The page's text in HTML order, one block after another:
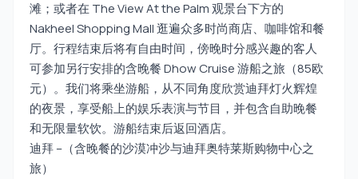
滩；或者在 The View At the Palm 观景台下方的
Nakheel Shopping Mall 逛遍众多时尚商店、咖啡馆和餐
厅。行程结束后将有自由时间，傍晚时分感兴趣的客人
可参加另行安排的含晚餐 Dhow Cruise 游船之旅（85欧
元）。我们将乘坐游船，从不同角度欣赏迪拜灯火辉煌
的夜景，享受船上的娱乐表演与节目，并包含自助晚餐
和无限量软饮。游船结束后返回酒店。
迪拜 –（含晚餐的沙漠冲沙与迪拜奥特莱斯购物中心之
旅）